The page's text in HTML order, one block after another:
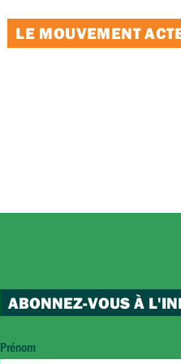
LE MOUVEMENT
ABONNEZ-VOUS À
Prénom